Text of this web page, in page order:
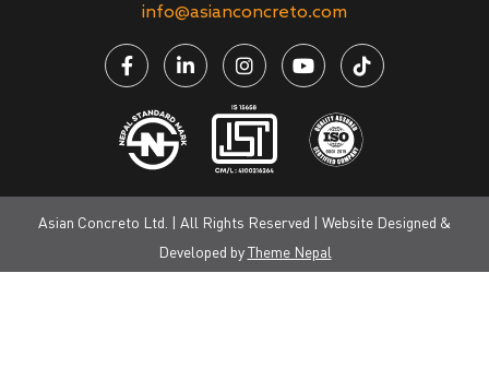
info@asianconcreto.com
Asian Concreto Ltd. | All Rights Reserved | Website Designed &
Developed byTheme Nepal